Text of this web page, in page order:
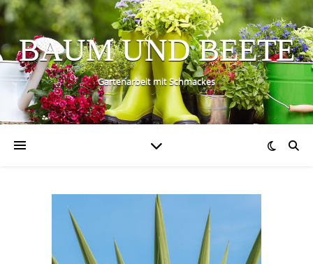
BAUM UND BEETE
Gartenarbeit mit Schmackes